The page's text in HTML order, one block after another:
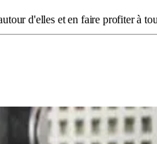
d'elles et en faire profiter à